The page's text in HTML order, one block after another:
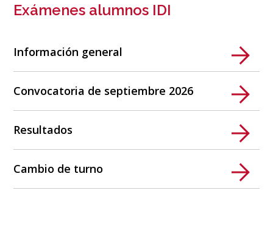
Exámenes alumnos IDI
Información general
Convocatoria de septiembre 2026
Resultados
Cambio de turno